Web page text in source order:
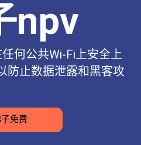
npv
何公共Wi-Fi上安全上
防止数据泄露和黑客攻
免费